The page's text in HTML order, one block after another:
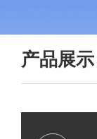
产品展示